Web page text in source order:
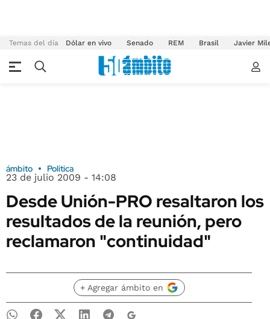
Temas del día Dólar en vivo Senado REM Brasil Javier
ámbito Política
23 de julio 2009 - 14:08
Desde Unión-PRO resaltaron los
resultados de la reunión, pero
reclamaron "continuidad"
+ Agregar ámbito en